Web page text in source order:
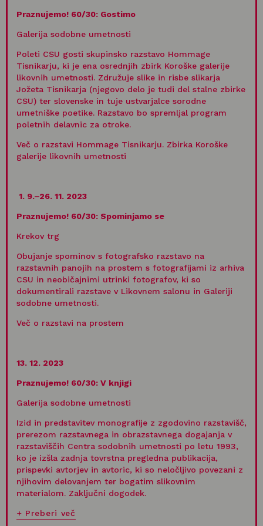
Praznujemo! 60/30: Gostimo
Galerija sodobne umetnosti
Poleti CSU gosti skupinsko razstavo Hommage
Tisnikarju, ki je ena osrednjih zbirk Koroške galerije
likovnih umetnosti. Združuje slike in risbe slikarja
Jožeta Tisnikarja (njegovo delo je tudi del stalne zbirke
CSU) ter slovenske in tuje ustvarjalce sorodne
umetniške poetike. Razstavo bo spremljal program
poletnih delavnic za otroke.
Več o razstavi Hommage Tisnikarju. Zbirka Koroške
galerije likovnih umetnosti
1. 9.–26. 11. 2023
Praznujemo! 60/30: Spominjamo se
Krekov trg
Obujanje spominov s fotografsko razstavo na
razstavnih panojih na prostem s fotografijami iz arhiva
CSU in neobičajnimi utrinki fotografov, ki so
dokumentirali razstave v Likovnem salonu in Galeriji
sodobne umetnosti.
Več o razstavi na prostem
13. 12. 2023
Praznujemo! 60/30: V knjigi
Galerija sodobne umetnosti
Izid in predstavitev monografije z zgodovino razstavišč,
prerezom razstavnega in obrazstavnega dogajanja v
razstaviščih Centra sodobnih umetnosti po letu 1993,
ko je izšla zadnja tovrstna pregledna publikacija,
prispevki avtorjev in avtoric, ki so neločljivo povezani z
njihovim delovanjem ter bogatim slikovnim
materialom. Zaključni dogodek.
RAZSTAVE CSU V LETU 2023
Preberi več